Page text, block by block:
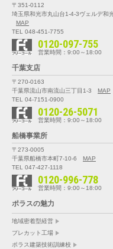
〒351-0112
埼玉県和光市丸山台1-4-3ヴェルデ和
MAP
TEL 048-451-7755
0120-097-755
営業時間：9:00～18:00
千葉支店
〒270-0163
千葉県流山市南流山三丁目1-3
MAP
TEL 04-7151-0900
0120-26-5071
営業時間：9:00～18:00
船橋事業所
〒273-0005
千葉県船橋市本町7-10-6
MAP
TEL 047-427-1118
0120-996-778
営業時間：9:00～18:00
ポラスの魅力
地域密着型経営
プレカット工場
ポラス建築技術訓練校